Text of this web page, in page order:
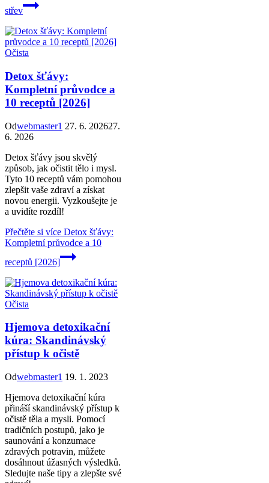
střev
Očista
Detox šťávy:
Kompletní průvodce a
10 receptů [2026]
Odwebmaster1 27. 6. 202627.
6. 2026
Detox šťávy jsou skvělý
způsob, jak očistit tělo i mysl.
Tyto 10 receptů vám pomohou
zlepšit vaše zdraví a získat
novou energii. Vyzkoušejte je
a uvidíte rozdíl!
Přečtěte si více Detox šťávy:
Kompletní průvodce a 10
receptů [2026]
Očista
Hjemova detoxikační
kúra: Skandinávský
přístup k očistě
Odwebmaster1 19. 1. 2023
Hjemova detoxikační kúra
přináší skandinávský přístup k
očistě těla a mysli. Pomocí
tradičních postupů, jako je
saunování a konzumace
zdravých potravin, můžete
dosáhnout úžasných výsledků.
Sledujte naše tipy a zlepšte své